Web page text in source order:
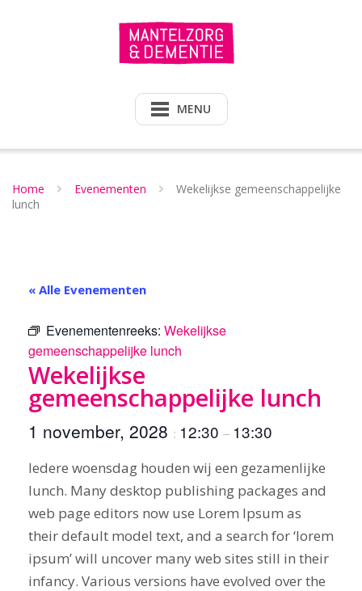
MENU
Home Evenementen
Wekelijkse gemeenschappelijke
lunch
« Alle Evenementen
Evenementenreeks: Wekelijkse
gemeenschappelijke lunch
Wekelijkse
gemeenschappelijke lunch
1 november, 2028 : 12:30 – 13:30
Iedere woensdag houden wij een gezamenlijke
lunch. Many desktop publishing packages and
web page editors now use Lorem Ipsum as
their default model text, and a search for ‘lorem
ipsum’ will uncover many web sites still in their
infancy. Various versions have evolved over the